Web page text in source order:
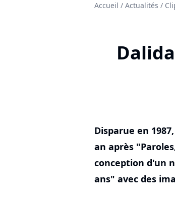
Accueil / Actualités /
Disparue en
an après
conception d'un
ans" avec des